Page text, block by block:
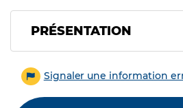
PRÉSENTATION
Signaler une information